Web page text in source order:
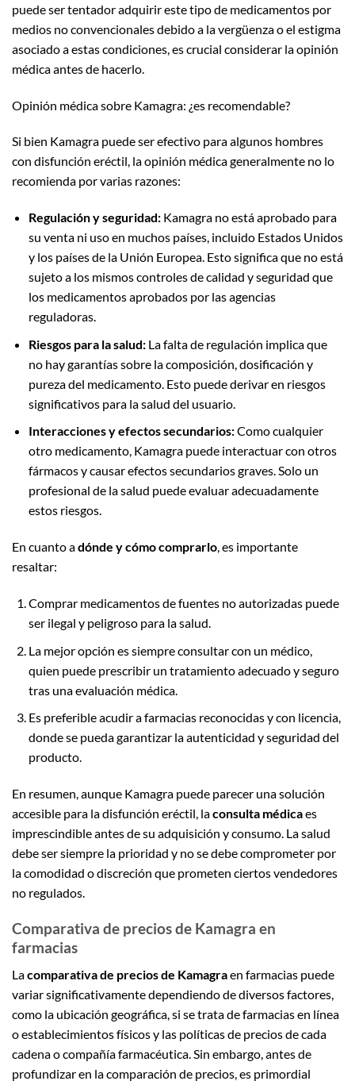
puede ser tentador adquirir este tipo de medicamentos por
medios no convencionales debido a la vergüenza o el estigma
asociado a estas condiciones, es crucial considerar la opinión
médica antes de hacerlo.
Opinión médica sobre Kamagra: ¿es recomendable?
Si bien Kamagra puede ser efectivo para algunos hombres
con disfunción eréctil, la opinión médica generalmente no lo
recomienda por varias razones:
Regulación y seguridad:Kamagra no está aprobado para
su venta ni uso en muchos países, incluido Estados Unidos
y los países de la Unión Europea. Esto significa que no está
sujeto a los mismos controles de calidad y seguridad que
los medicamentos aprobados por las agencias
reguladoras.
Riesgos para la salud:La falta de regulación implica que
no hay garantías sobre la composición, dosificación y
pureza del medicamento. Esto puede derivar en riesgos
significativos para la salud del usuario.
Interacciones y efectos secundarios:Como cualquier
otro medicamento, Kamagra puede interactuar con otros
fármacos y causar efectos secundarios graves. Solo un
profesional de la salud puede evaluar adecuadamente
estos riesgos.
En cuanto adónde y cómo comprarlo, es importante
resaltar:
Comprar medicamentos de fuentes no autorizadas puede
ser ilegal y peligroso para la salud.
La mejor opción es siempre consultar con un médico,
quien puede prescribir un tratamiento adecuado y seguro
tras una evaluación médica.
Es preferible acudir a farmacias reconocidas y con licencia,
donde se pueda garantizar la autenticidad y seguridad del
producto.
En resumen, aunque Kamagra puede parecer una solución
accesible para la disfunción eréctil, laconsulta médicaes
imprescindible antes de su adquisición y consumo. La salud
debe ser siempre la prioridad y no se debe comprometer por
la comodidad o discreción que prometen ciertos vendedores
no regulados.
Comparativa de precios de Kamagra en
farmacias
Lacomparativa de precios de Kamagraen farmacias puede
variar significativamente dependiendo de diversos factores,
como la ubicación geográfica, si se trata de farmacias en línea
o establecimientos físicos y las políticas de precios de cada
cadena o compañía farmacéutica. Sin embargo, antes de
profundizar en la comparación de precios, es primordial